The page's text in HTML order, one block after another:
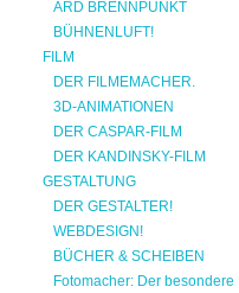
ARD BRENNPUNKT
BÜHNENLUFT!
FILM
DER FILMEMACHER.
3D-ANIMATIONEN
DER CASPAR-FILM
DER KANDINSKY-FILM
GESTALTUNG
DER GESTALTER!
WEBDESIGN!
BÜCHER & SCHEIBEN
Fotomacher: Der besondere